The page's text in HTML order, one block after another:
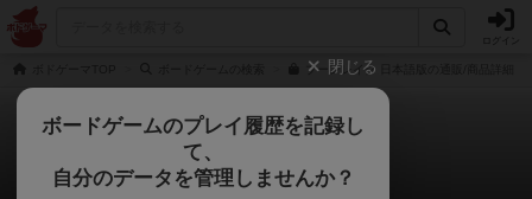
ブーンレイク 日本語版の通販/商品詳細
ブーンレイク
0件の戦略やコツ
閉じる
ボードゲームのプレイ履歴を記録し
て、
自分のデータを管理しませんか？